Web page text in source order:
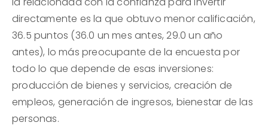
directamente es la que obtuvo menor calificación,
36.5 puntos (36.0 un mes antes, 29.0 un año
antes), lo más preocupante de la encuesta por
todo lo que depende de esas inversiones:
producción de bienes y servicios, creación de
empleos, generación de ingresos, bienestar de las
personas.